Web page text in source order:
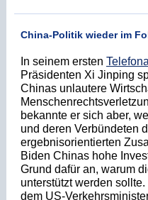
China-Politik wieder im
In seinem ersten
Präsidenten Xi Jinping
Chinas unlautere
bekannte er sich aber,
und deren Verbündeten
ergebnisorientierten
Biden Chinas hohe
Grund dafür an, warum
unterstützt werden sollte.
dem US-